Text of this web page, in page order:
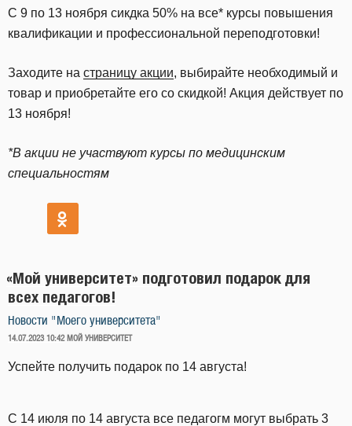
С 9 по 13 ноября сикдка 50% на все* курсы повышения
квалификации и профессиональной переподготовки!
Заходите на страницу акции, выбирайте необходимый и
товар и приобретайте его со скидкой! Акция действует по
13 ноября!
*В акции не участвуют курсы по медицинским
специальностям
«Мой университет» подготовил подарок для
всех педагогов!
Новости "Моего университета"
ОПУБЛИКОВАНО
14.07.2023 10:42 МОЙ УНИВЕРСИТЕТ
Успейте получить подарок по 14 августа!
С 14 июля по 14 августа все педагогм могут выбрать 3